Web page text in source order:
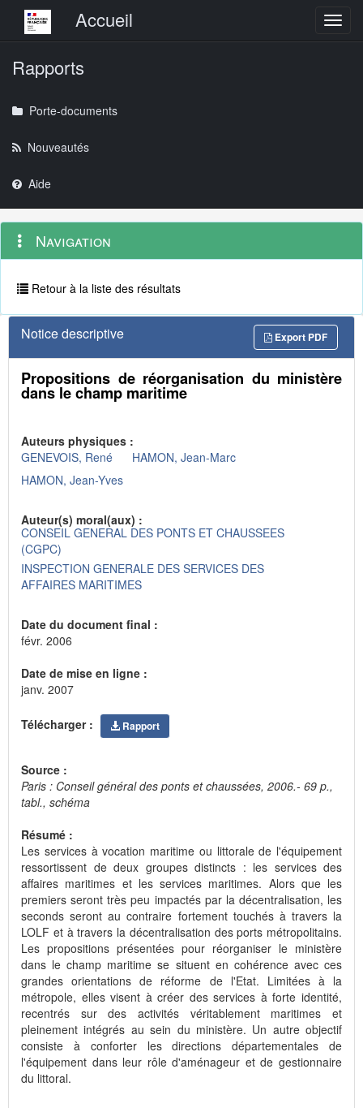
Menu principalAccueil
Rapports
Porte-documents
Nouveautés
Aide
Navigation
outils
Menu
contextuel
Navigation
Retour à la liste des résultats
Notice descriptive Export PDF
Propositions de réorganisation du ministère
dans le champ maritime
Auteurs physiques :
GENEVOIS, René
HAMON, Jean-Marc
HAMON, Jean-Yves
Auteur(s) moral(aux) :
CONSEIL GENERAL DES PONTS ET CHAUSSEES
(CGPC)
INSPECTION GENERALE DES SERVICES DES
AFFAIRES MARITIMES
Date du document final :
févr. 2006
Date de mise en ligne :
janv. 2007
Télécharger : Rapport
Source :
Paris : Conseil général des ponts et chaussées, 2006.- 69 p.,
tabl., schéma
Résumé :
Les services à vocation maritime ou littorale de l'équipement
ressortissent de deux groupes distincts : les services des
affaires maritimes et les services maritimes. Alors que les
premiers seront très peu impactés par la décentralisation, les
seconds seront au contraire fortement touchés à travers la
LOLF et à travers la décentralisation des ports métropolitains.
Les propositions présentées pour réorganiser le ministère
dans le champ maritime se situent en cohérence avec ces
grandes orientations de réforme de l'Etat. Limitées à la
métropole, elles visent à créer des services à forte identité,
recentrés sur des activités véritablement maritimes et
pleinement intégrés au sein du ministère. Un autre objectif
consiste à conforter les directions départementales de
l'équipement dans leur rôle d'aménageur et de gestionnaire
du littoral.